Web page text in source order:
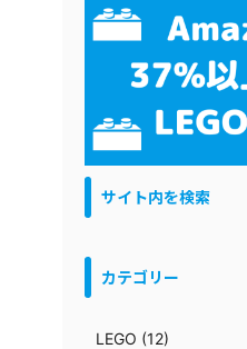
サイト内を検索
カテゴリー
LEGO (12)